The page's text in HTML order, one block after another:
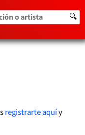
o artista 🔍
registrarte aquíy